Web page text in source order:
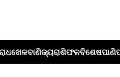
ଖେଳବାଣିଜ୍ୟରାଶିଫଳବିଶେଷ